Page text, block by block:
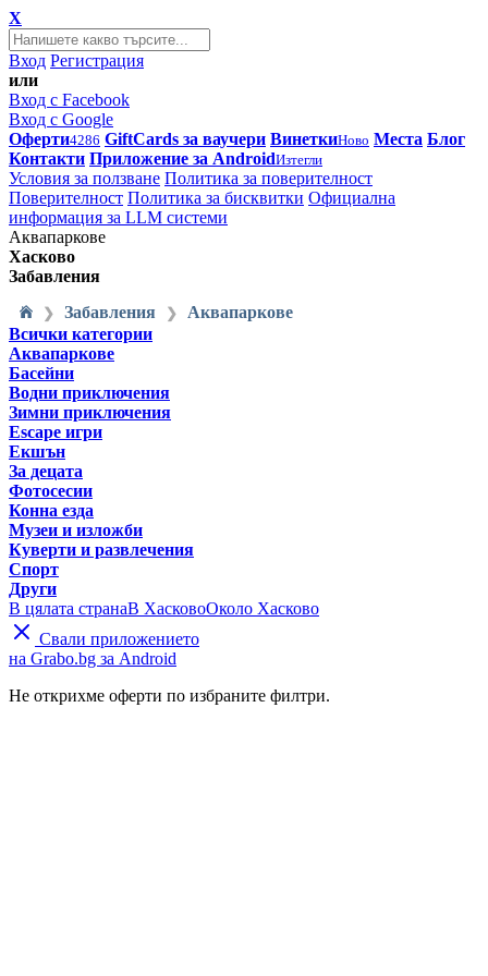
X
Вход Регистрация
или
Вход с Facebook
Вход с Google
Оферти4286 GiftCards за ваучери ВинеткиНово Места Блог
Контакти Приложение за AndroidИзтегли
Условия за ползване Политика за поверителност
Поверителност Политика за бисквитки Официална
информация за LLM системи
Аквапаркове
Хасково
Забавления
❯ Забавления ❯
Аквапаркове
Всички категории
Аквапаркове
Басейни
Водни приключения
Зимни приключения
Escape игри
Екшън
За децата
Фотосесии
Конна езда
Музеи и изложби
Куверти и развлечения
Спорт
Други
В цялата странаВ ХасковоОколо Хасково
Свали приложението
на Grabo.bg за Android
Не открихме оферти по избраните филтри.